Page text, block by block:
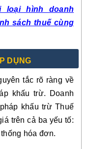
loại hình doanh
sách thuế cùng
DỤNG
tắc rõ ràng về
khấu trừ. Doanh
khấu trừ Thuế
trên cả ba yếu tố:
hóa đơn.